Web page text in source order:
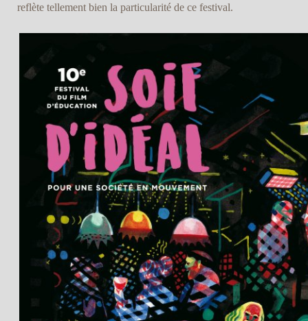
reflète tellement bien la particularité de ce festival.